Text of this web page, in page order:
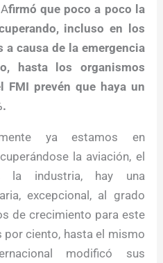
firmó que poco a poco la
incluso en los
a causa de la emergencia
hasta los organismos
FMI prevén que haya un
ya estamos en
la aviación, el
la industria, hay una
excepcional, al grado
de crecimiento para este
por ciento, hasta el mismo
modificó sus